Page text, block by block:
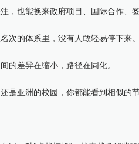
也能换来政府项目、国际合作、签
的体系里，没有人敢轻易停下来。
差异在缩小，路径在同化。
亚洲的校园，你都能看到相似的